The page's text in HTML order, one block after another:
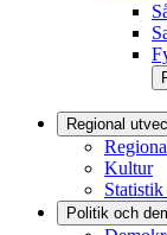
Regional
Kultur
Politik och